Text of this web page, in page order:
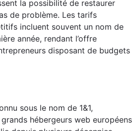
la possibilité de restaurer
de problème. Les tarifs
incluent souvent un nom de
année, rendant l’offre
disposant de budgets
sous le nom de 1&1,
grands hébergeurs web européens